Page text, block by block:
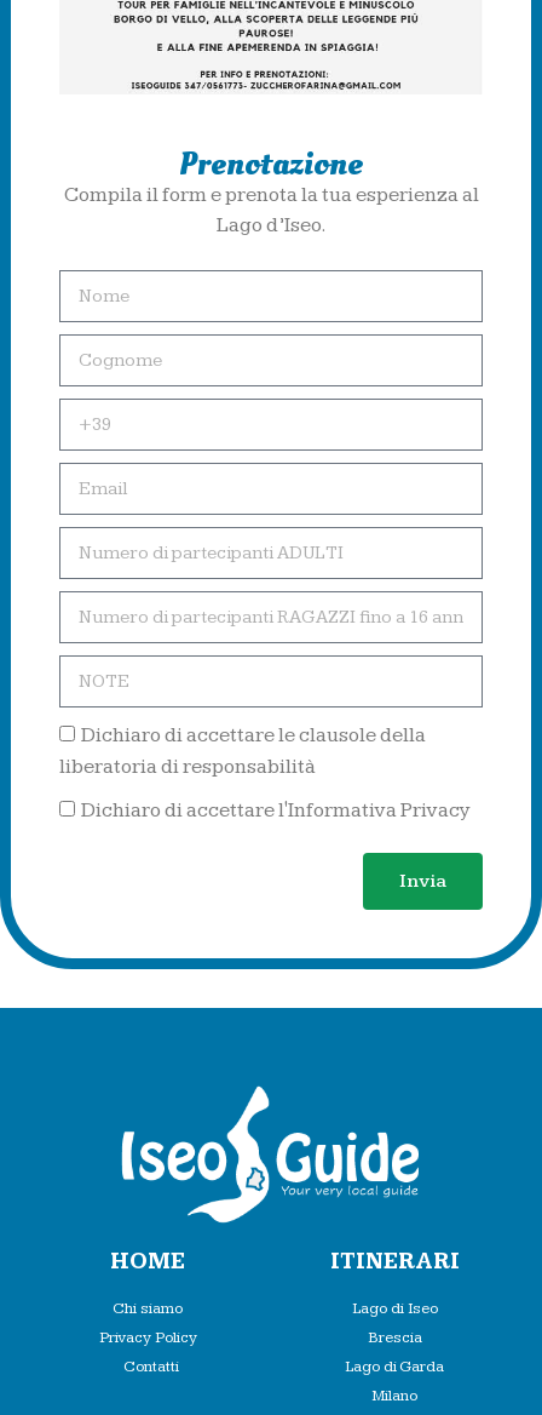
Prenotazione
Compila il form e prenota la tua esperienza al
Lago d’Iseo.
Dichiaro di accettare le clausole della
liberatoria di responsabilità
Dichiaro di accettare l'Informativa Privacy
Invia
HOME
Chi siamo
Privacy Policy
Contatti
ITINERARI
Lago di Iseo
Brescia
Lago di Garda
Milano